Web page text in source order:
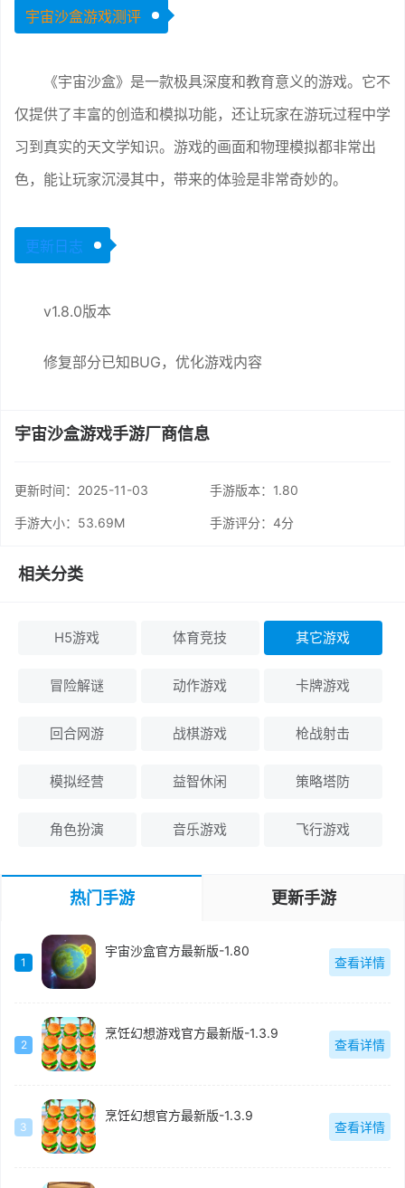
宇宙沙盒游戏测评
《宇宙沙盒》是一款极具深度和教育意义的游戏。它不
仅提供了丰富的创造和模拟功能，还让玩家在游玩过程中学
习到真实的天文学知识。游戏的画面和物理模拟都非常出
色，能让玩家沉浸其中，带来的体验是非常奇妙的。
更新日志
v1.8.0版本
修复部分已知BUG，优化游戏内容
宇宙沙盒游戏手游厂商信息
更新时间： 2025-11-03 手游版本：1.80
手游大小：53.69M 手游评分： 4分
相关分类
H5游戏 体育竞技 其它游戏
冒险解谜 动作游戏 卡牌游戏
回合网游 战棋游戏 枪战射击
模拟经营 益智休闲 策略塔防
角色扮演 音乐游戏 飞行游戏
热门手游 更新手游
1
宇宙沙盒官方最新版-1.80
查看详情
2
烹饪幻想游戏官方最新版-1.3.9
查看详情
3
烹饪幻想官方最新版-1.3.9
查看详情